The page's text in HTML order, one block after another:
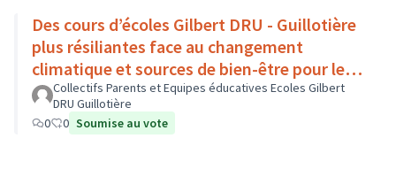
Des cours d’écoles Gilbert DRU - Guillotière
plus résiliantes face au changement
climatique et sources de bien-être pour les
enfants - Lyon 7
Collectifs Parents et Equipes éducatives Ecoles Gilbert
DRU Guillotière
0
0 Soumise au vote